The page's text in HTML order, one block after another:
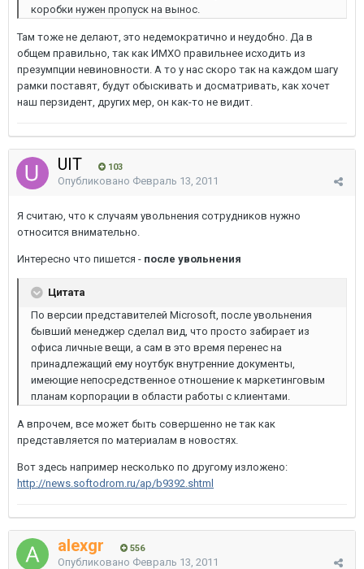
коробки нужен пропуск на вынос.
Там тоже не делают, это недемократично и неудобно. Да в
общем правильно, так как ИМХО правильнее исходить из
презумпции невиновности. А то у нас скоро так на каждом шагу
рамки поставят, будут обыскивать и досматривать, как хочет
наш перзидент, других мер, он как-то не видит.
UIT 103
Опубликовано Февраль 13, 2011
Я считаю, что к случаям увольнения сотрудников нужно
относится внимательно.
Интересно что пишется - после увольнения
Цитата
По версии представителей Microsoft, после увольнения
бывший менеджер сделал вид, что просто забирает из
офиса личные вещи, а сам в это время перенес на
принадлежащий ему ноутбук внутренние документы,
имеющие непосредственное отношение к маркетинговым
планам корпорации в области работы с клиентами.
А впрочем, все может быть совершенно не так как
представляется по материалам в новостях.
Вот здесь например несколько по другому изложено:
http://news.softodrom.ru/ap/b9392.shtml
alexgr 556
Опубликовано Февраль 13, 2011